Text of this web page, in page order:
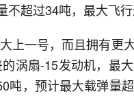
超过34吨，最大飞行
上一号，而且拥有更
涡扇-15发动机，最
吨，预计最大载弹量